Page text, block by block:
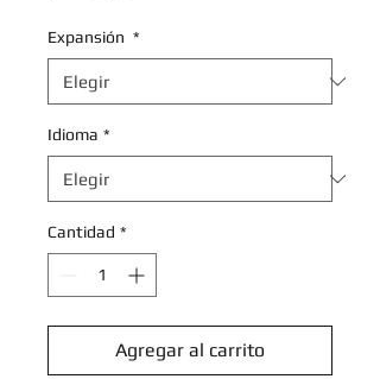
Expansión *
Idioma *
Cantidad *
Agregar al carrito